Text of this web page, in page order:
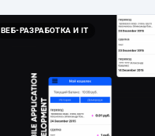
ВЕБ-РАЗРАБОТКА И IT